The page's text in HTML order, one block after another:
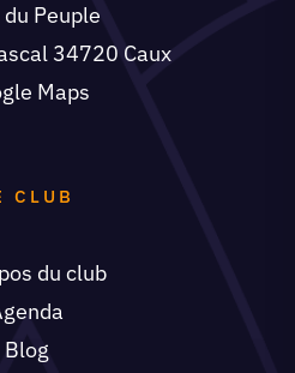
Peuple
34720 Caux
Maps
CLUB
du club
Blog